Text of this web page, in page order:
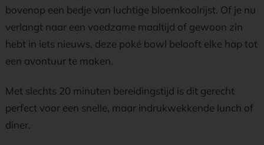
bovenop een bedje van luchtige bloemkoolrijst. Of je nu
verlangt naar een voedzame maaltijd of gewoon zin
hebt in iets nieuws, deze poké bowl belooft elke hap tot
een avontuur te maken.
Met slechts 20 minuten bereidingstijd is dit gerecht
perfect voor een snelle, maar indrukwekkende lunch of
diner.